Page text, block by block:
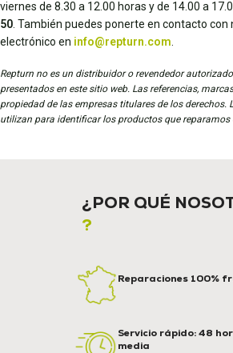
viernes de 8.30 a 12.00 horas y de 14.00 a
50 . También puedes ponerte en contacto
electrónico en info@repturn.com
Repturn no es un distribuidor o revendedor
presentados en este sitio web. Las referencias,
propiedad de las empresas titulares de los derechos.
utilizan para identificar los productos que
¿POR QUÉ
?
Reparaciones 100%
Servicio rápido: 48
media